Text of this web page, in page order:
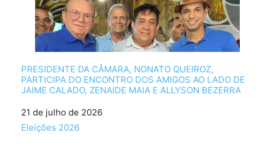
PRESIDENTE DA CÂMARA, NONATO QUEIROZ,
PARTICIPA DO ENCONTRO DOS AMIGOS AO LADO DE
JAIME CALADO, ZENAIDE MAIA E ALLYSON BEZERRA
Data
21 de julho de 2026
Em relação a
Eleições 2026